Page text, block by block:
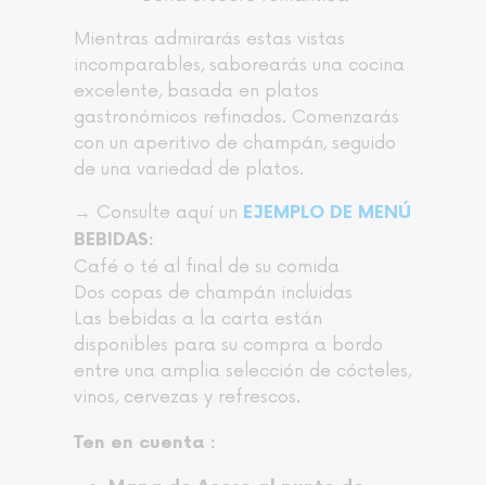
Mientras admirarás estas vistas
incomparables, saborearás una cocina
excelente, basada en platos
gastronómicos refinados. Comenzarás
con un aperitivo de champán, seguido
de una variedad de platos.
→ Consulte aquí un EJEMPLO DE MENÚ
BEBIDAS:
Café o té al final de su comida
Dos copas de champán incluidas
Las bebidas a la carta están
disponibles para su compra a bordo
entre una amplia selección de cócteles,
vinos, cervezas y refrescos.
Ten en cuenta :